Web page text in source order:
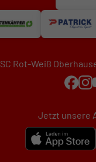
SC Rot-Weiß
Jetzt unsere